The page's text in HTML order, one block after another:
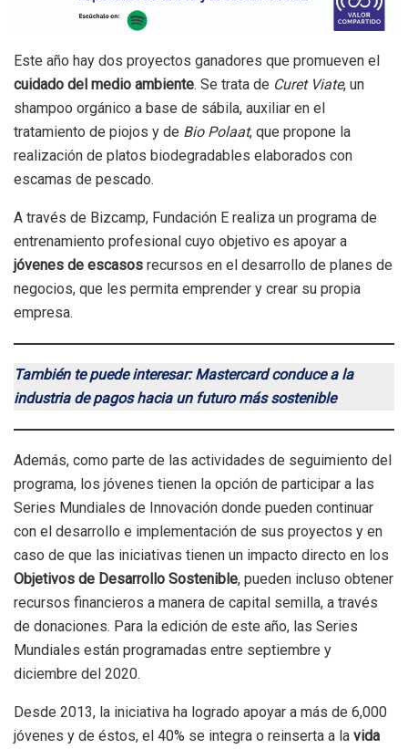
Este año hay dos proyectos ganadores que promueven el
cuidado del medio ambiente. Se trata de Curet Viate, un
shampoo orgánico a base de sábila, auxiliar en el
tratamiento de piojos y de Bio Polaat, que propone la
realización de platos biodegradables elaborados con
escamas de pescado.
A través de Bizcamp, Fundación E realiza un programa de
entrenamiento profesional cuyo objetivo es apoyar a
jóvenes de escasos recursos en el desarrollo de planes de
negocios, que les permita emprender y crear su propia
empresa.
También te puede interesar: Mastercard conduce a la
industria de pagos hacia un futuro más sostenible
Además, como parte de las actividades de seguimiento del
programa, los jóvenes tienen la opción de participar a las
Series Mundiales de Innovación donde pueden continuar
con el desarrollo e implementación de sus proyectos y en
caso de que las iniciativas tienen un impacto directo en los
Objetivos de Desarrollo Sostenible, pueden incluso obtener
recursos financieros a manera de capital semilla, a través
de donaciones. Para la edición de este año, las Series
Mundiales están programadas entre septiembre y
diciembre del 2020.
Desde 2013, la iniciativa ha logrado apoyar a más de 6,000
jóvenes y de éstos, el 40% se integra o reinserta a la vida